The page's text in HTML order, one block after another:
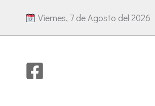
Viernes, 7 de Agosto del 2026